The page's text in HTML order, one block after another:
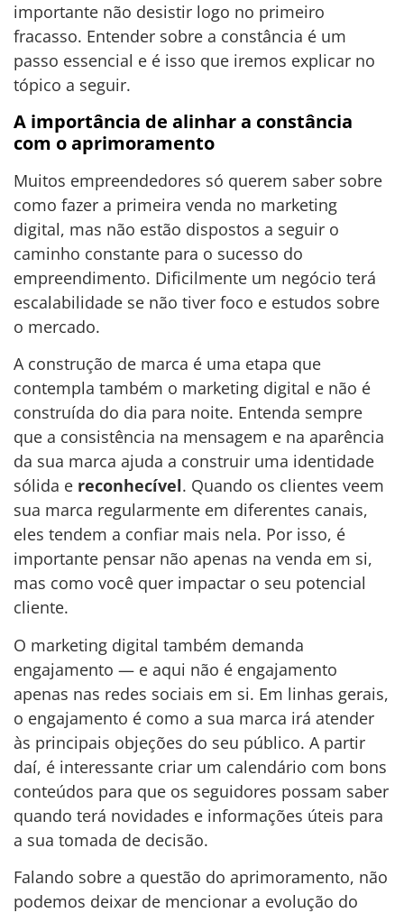
importante não desistir logo no primeiro
fracasso. Entender sobre a constância é um
passo essencial e é isso que iremos explicar no
tópico a seguir.
A importância de alinhar a constância
com o aprimoramento
Muitos empreendedores só querem saber sobre
como fazer a primeira venda no marketing
digital, mas não estão dispostos a seguir o
caminho constante para o sucesso do
empreendimento. Dificilmente um negócio terá
escalabilidade se não tiver foco e estudos sobre
o mercado.
A construção de marca é uma etapa que
contempla também o marketing digital e não é
construída do dia para noite. Entenda sempre
que a consistência na mensagem e na aparência
da sua marca ajuda a construir uma identidade
sólida e reconhecível. Quando os clientes veem
sua marca regularmente em diferentes canais,
eles tendem a confiar mais nela. Por isso, é
importante pensar não apenas na venda em si,
mas como você quer impactar o seu potencial
cliente.
O marketing digital também demanda
engajamento — e aqui não é engajamento
apenas nas redes sociais em si. Em linhas gerais,
o engajamento é como a sua marca irá atender
às principais objeções do seu público. A partir
daí, é interessante criar um calendário com bons
conteúdos para que os seguidores possam saber
quando terá novidades e informações úteis para
a sua tomada de decisão.
Falando sobre a questão do aprimoramento, não
podemos deixar de mencionar a evolução do